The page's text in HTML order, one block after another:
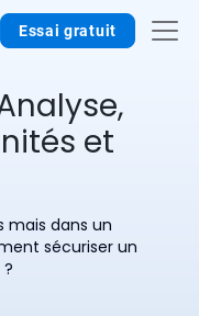
Essai gratuit
et
mais dans un
sécuriser un